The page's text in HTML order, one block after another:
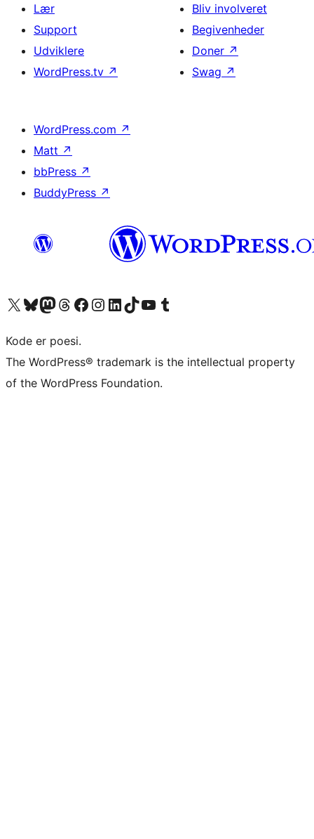
Lær
Support
Udviklere
WordPress.tv ↗
Bliv involveret
Begivenheder
Doner ↗
Swag ↗
WordPress.com ↗
Matt ↗
bbPress ↗
BuddyPress ↗
Besøg vores X (tidligere Twitter) konto
Besøg vores Bluesky-konto
Besøg vores Mastodon konto
Besøg vores Threads-konto
Besøg vores Facebook sideBesøg vores Instagram konto
Besøg vores LinkedIn konto
Besøg vores TikTok-konto
Besøg vores YouTube-kanalBesøg vores Tumblr-konto
Kode er poesi.
The WordPress® trademark is the intellectual property
of the WordPress Foundation.